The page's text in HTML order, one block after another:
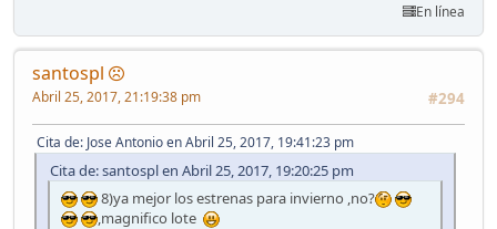
En línea
santospl
#294
Abril 25, 2017, 21:19:38 pm
Cita de: Jose Antonio en Abril 25, 2017, 19:41:23 pm
Cita de: santospl en Abril 25, 2017, 19:20:25 pm
8)ya mejor los estrenas para invierno ,no?
,magnifico lote